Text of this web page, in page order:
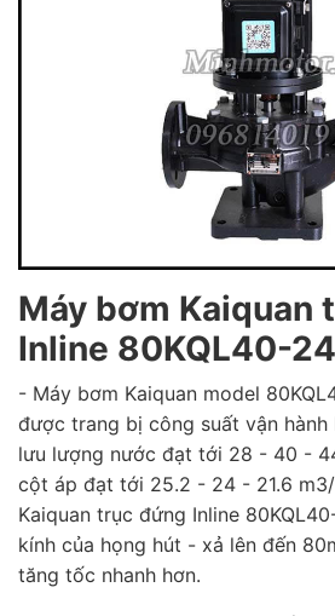
Máy bơm Kaiquan
Inline 80KQL40-
- Máy bơm Kaiquan model
được trang bị công suất vận hành
lưu lượng nước đạt tới 28 - 40 -
cột áp đạt tới 25.2 - 24 - 21.6
Kaiquan trục đứng Inline
kính của họng hút - xả lên đến
tăng tốc nhanh hơn.